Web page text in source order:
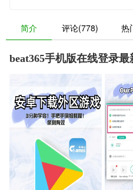
简介 评论(778) 热
beat365手机版在线登录最